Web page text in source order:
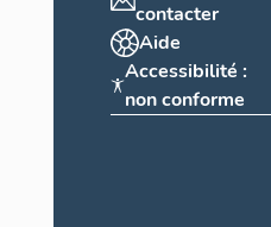
contacter
Aide
Accessibilité :
non conforme